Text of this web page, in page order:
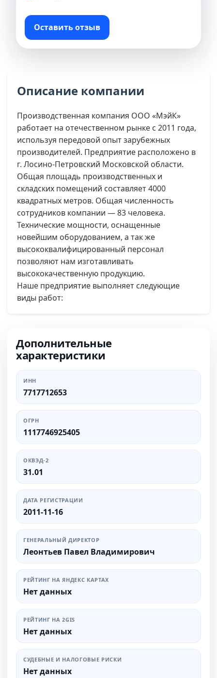
Оставить отзыв
Описание компании
Производственная компания ООО «МэйК»
работает на отечественном рынке с 2011 года,
используя передовой опыт зарубежных
производителей. Предприятие расположено в
г. Лосино-Петровский Московской области.
Общая площадь производственных и
складских помещений составляет 4000
квадратных метров. Общая численность
сотрудников компании — 83 человека.
Технические мощности, оснащенные
новейшим оборудованием, а так же
высококвалифицированный персонал
позволяют нам изготавливать
высококачественную продукцию.
Наше предприятие выполняет следующие
виды работ:
Дополнительные
характеристики
ИНН
7717712653
ОГРН
1117746925405
ОКВЭД-2
31.01
ДАТА РЕГИСТРАЦИИ
2011-11-16
ГЕНЕРАЛЬНЫЙ ДИРЕКТОР
Леонтьев Павел Владимирович
РЕЙТИНГ НА ЯНДЕКС КАРТАХ
Нет данных
РЕЙТИНГ НА 2GIS
Нет данных
СУДЕБНЫЕ И НАЛОГОВЫЕ РИСКИ
Нет данных